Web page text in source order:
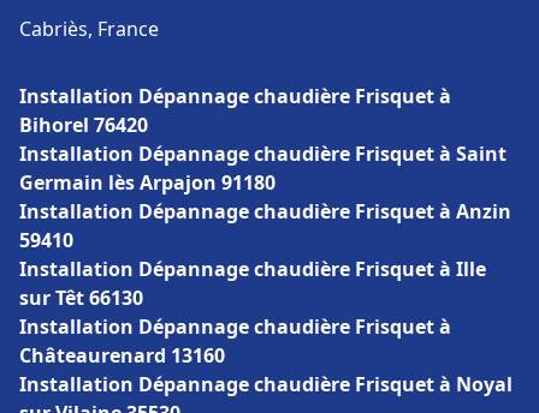
Cabriès, France
Installation Dépannage chaudière Frisquet à
Bihorel 76420
Installation Dépannage chaudière Frisquet à Saint
Germain lès Arpajon 91180
Installation Dépannage chaudière Frisquet à Anzin
59410
Installation Dépannage chaudière Frisquet à Ille
sur Têt 66130
Installation Dépannage chaudière Frisquet à
Châteaurenard 13160
Installation Dépannage chaudière Frisquet à Noyal